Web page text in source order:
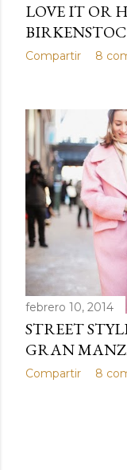
LOVE IT OR
Compartir 8
febrero 10, 2014
STREET
GRAN
Compartir 8